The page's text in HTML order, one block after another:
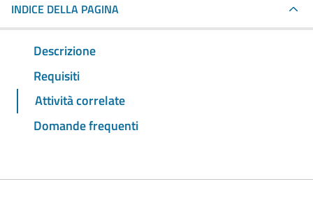
INDICE DELLA PAGINA
Descrizione
Requisiti
Attività correlate
Domande frequenti